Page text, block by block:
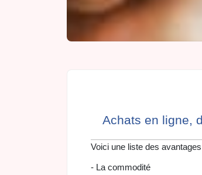
Achats en ligne,
Voici une liste des
- La commodité